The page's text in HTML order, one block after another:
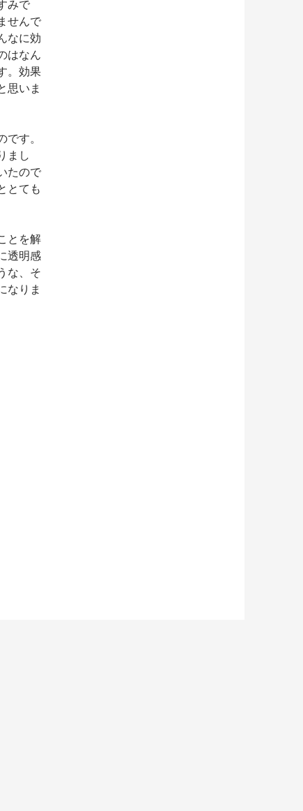
みで
せんで
なに効
はなん
。効果
思いま
す。
まし
たので
とても
とを解
透明感
な、そ
なりま